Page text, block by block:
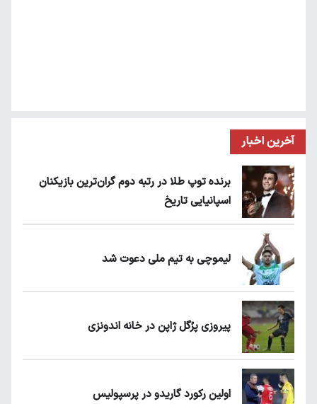
آخرین اخبار
برنده توپ طلا در رتبه دوم گران‌ترین بازیکنان
اسپانیایی تاریخ
لیموچی به تیم ملی دعوت شد
پیروزی پرُگل ژاپن در خانه اندونزی
اولین رکورد گاریدو در پرسپولیس